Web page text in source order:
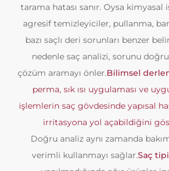
tarama hatası sanır. Oysa kimyasal
agresif temizleyiciler, pullanma,
bazı saçlı deri sorunları benzer
nedenle saç analizi, sorunu
çözüm aramayı önler.Bilimsel
perma, sık ısı uygulaması ve
işlemlerin saç gövdesinde yapısal
irritasyona yol açabildiğini
Doğru analiz aynı zamanda
verimli kullanmayı sağlar.Saç